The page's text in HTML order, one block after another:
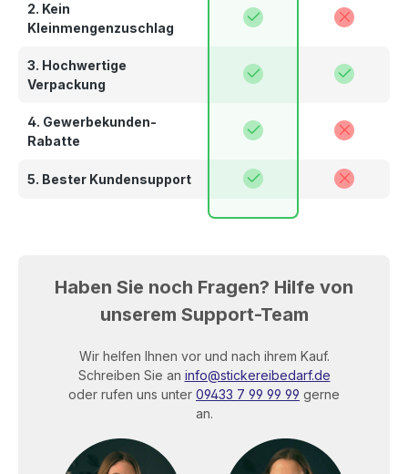
2. Kein
Kleinmengenzuschlag
3. Hochwertige
Verpackung
4. Gewerbekunden-
Rabatte
5. Bester Kundensupport
Haben Sie noch Fragen? Hilfe von
unserem Support-Team
Wir helfen Ihnen vor und nach ihrem Kauf.
Schreiben Sie an info@stickereibedarf.de
oder rufen uns unter 09433 7 99 99 99 gerne
an.